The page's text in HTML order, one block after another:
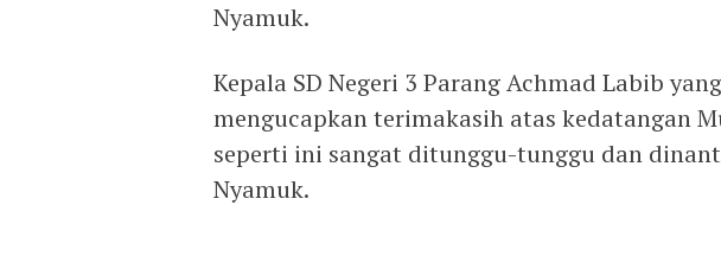
Nyamuk.
Kepala SD Negeri 3 Parang Achmad Labib
mengucapkan terimakasih atas kedatangan
seperti ini sangat ditunggu-tunggu dan
Nyamuk.